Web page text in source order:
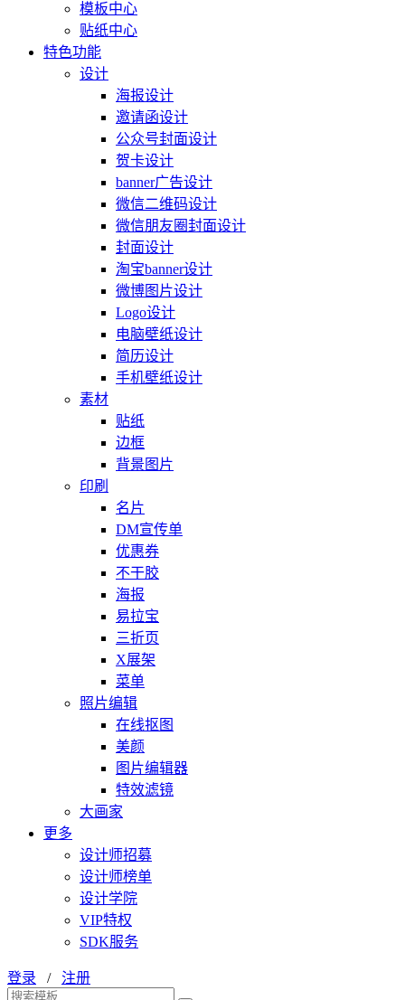
模板中心
贴纸中心
特色功能
设计
海报设计
邀请函设计
公众号封面设计
贺卡设计
banner广告设计
微信二维码设计
微信朋友圈封面设计
封面设计
淘宝banner设计
微博图片设计
Logo设计
电脑壁纸设计
简历设计
手机壁纸设计
素材
贴纸
边框
背景图片
印刷
名片
DM宣传单
优惠券
不干胶
海报
易拉宝
三折页
X展架
菜单
照片编辑
在线抠图
美颜
图片编辑器
特效滤镜
大画家
更多
设计师招募
设计师榜单
设计学院
VIP特权
SDK服务
登录 / 注册